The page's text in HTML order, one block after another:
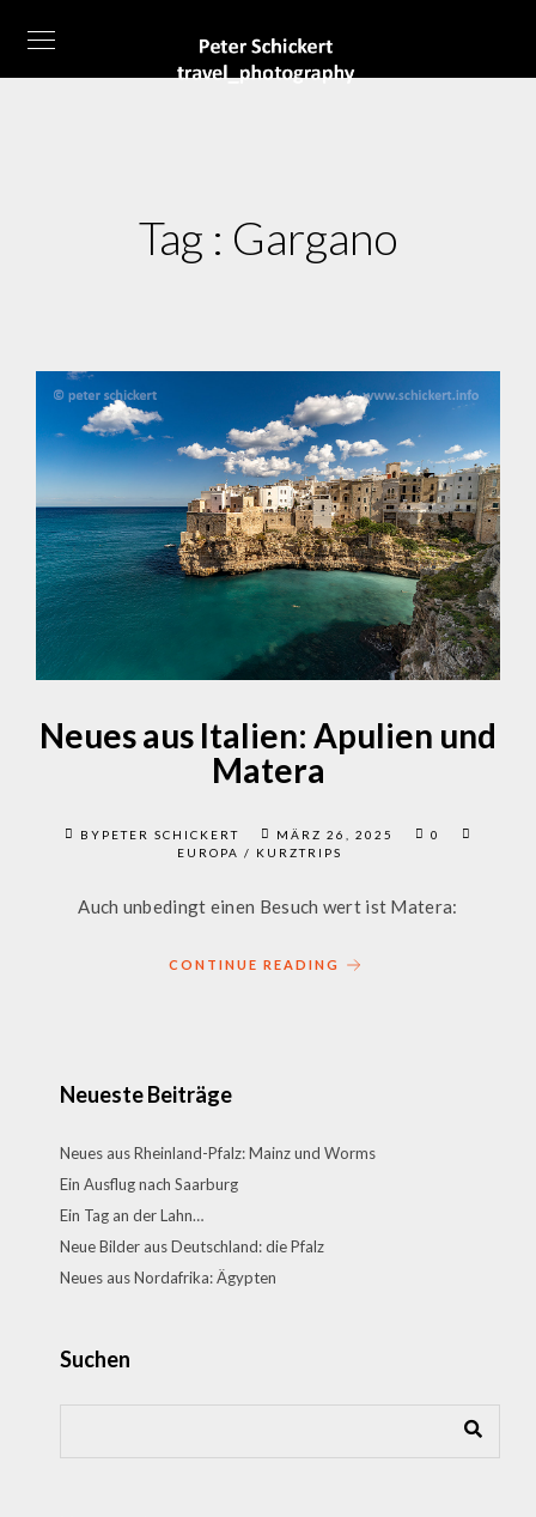
Tag : Gargano
Neues aus Italien: Apulien und
Matera
BYPETER SCHICKERT MÄRZ 26, 2025
0
EUROPA / KURZTRIPS
Auch unbedingt einen Besuch wert ist Matera:
CONTINUE READING
Neueste Beiträge
Neues aus Rheinland-Pfalz: Mainz und Worms
Ein Ausflug nach Saarburg
Ein Tag an der Lahn…
Neue Bilder aus Deutschland: die Pfalz
Neues aus Nordafrika: Ägypten
Suchen